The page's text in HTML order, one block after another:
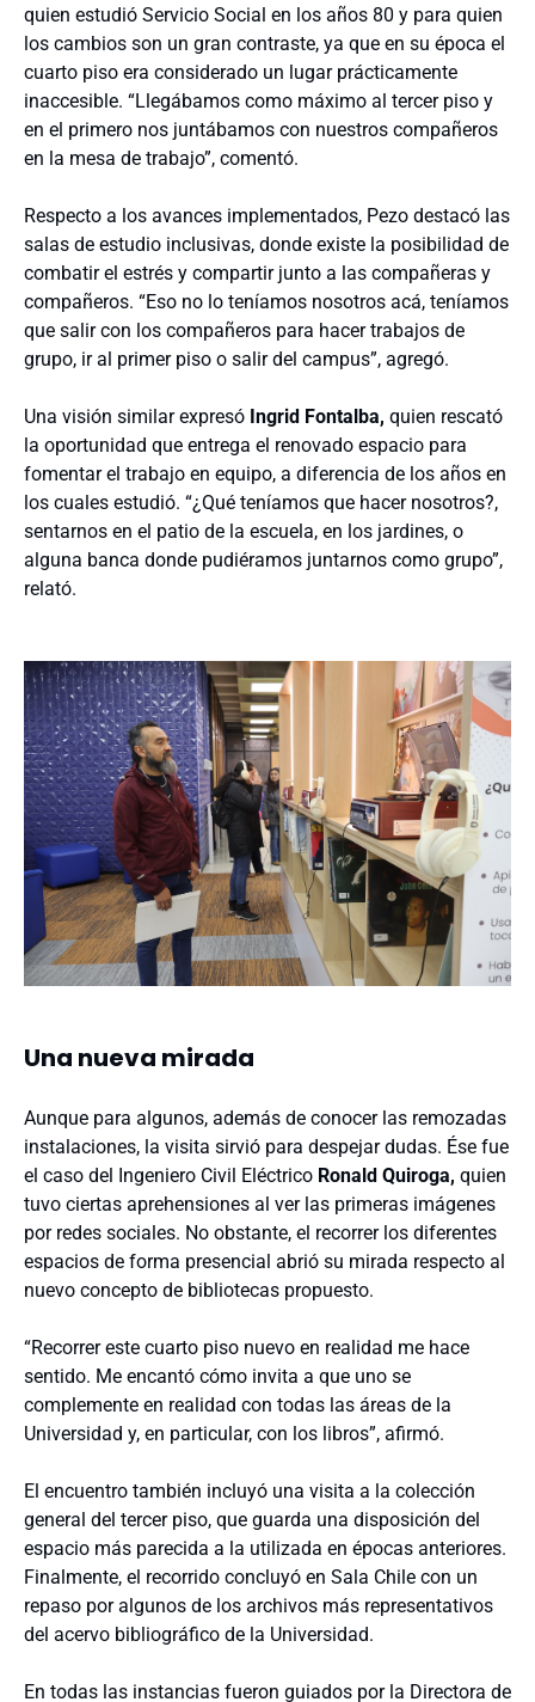
quien estudió Servicio Social en los años 80 y para quien
los cambios son un gran contraste, ya que en su época el
cuarto piso era considerado un lugar prácticamente
inaccesible. “Llegábamos como máximo al tercer piso y
en el primero nos juntábamos con nuestros compañeros
en la mesa de trabajo”, comentó.
Respecto a los avances implementados, Pezo destacó las
salas de estudio inclusivas, donde existe la posibilidad de
combatir el estrés y compartir junto a las compañeras y
compañeros. “Eso no lo teníamos nosotros acá, teníamos
que salir con los compañeros para hacer trabajos de
grupo, ir al primer piso o salir del campus”, agregó.
Una visión similar expresó Ingrid Fontalba, quien rescató
la oportunidad que entrega el renovado espacio para
fomentar el trabajo en equipo, a diferencia de los años en
los cuales estudió. “¿Qué teníamos que hacer nosotros?,
sentarnos en el patio de la escuela, en los jardines, o
alguna banca donde pudiéramos juntarnos como grupo”,
relató.
Una nueva mirada
Aunque para algunos, además de conocer las remozadas
instalaciones, la visita sirvió para despejar dudas. Ése fue
el caso del Ingeniero Civil Eléctrico Ronald Quiroga, quien
tuvo ciertas aprehensiones al ver las primeras imágenes
por redes sociales. No obstante, el recorrer los diferentes
espacios de forma presencial abrió su mirada respecto al
nuevo concepto de bibliotecas propuesto.
“Recorrer este cuarto piso nuevo en realidad me hace
sentido. Me encantó cómo invita a que uno se
complemente en realidad con todas las áreas de la
Universidad y, en particular, con los libros”, afirmó.
El encuentro también incluyó una visita a la colección
general del tercer piso, que guarda una disposición del
espacio más parecida a la utilizada en épocas anteriores.
Finalmente, el recorrido concluyó en Sala Chile con un
repaso por algunos de los archivos más representativos
del acervo bibliográfico de la Universidad.
En todas las instancias fueron guiados por la Directora de